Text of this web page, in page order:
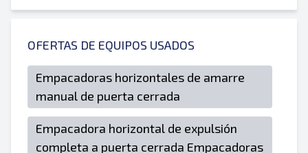
OFERTAS DE EQUIPOS USADOS
Empacadoras horizontales de amarre
manual de puerta cerrada
Empacadora horizontal de expulsión
completa a puerta cerrada Empacadoras